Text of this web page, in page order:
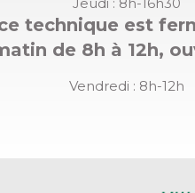
Jeudi : 8h-16h30
technique est
de 8h à 12h,
Vendredi : 8h-12h